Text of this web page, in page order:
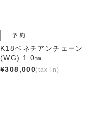
K18ベネチアンチェーン
(WG) 1.0㎜
¥308,000